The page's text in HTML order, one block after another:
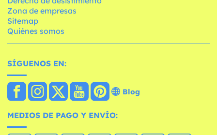
Zona de empresas
Sitemap
Quiénes somos
SÍGUENOS EN:
Blog
MEDIOS DE PAGO Y ENVÍO: